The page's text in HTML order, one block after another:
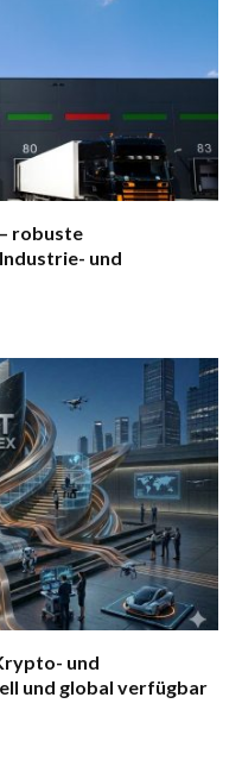
robuste
und
und
und global verfügbar